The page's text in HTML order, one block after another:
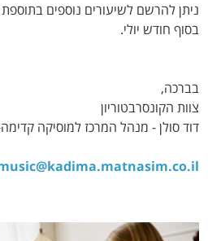
ניתן להרשם לשיעורים נוספים
בסוף חודש יולי.
בברכה,
צוות הקונסרבטוריון
דוד סולן - מנהל המרכז למוסיקה